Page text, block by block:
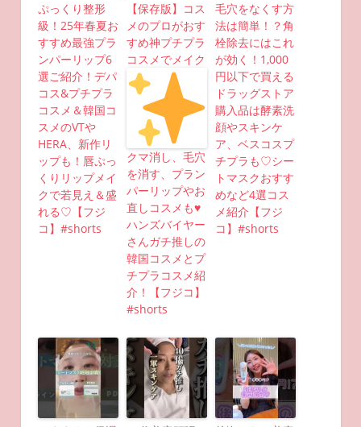
ぷっくり整形
級！25年春夏お
すすめ最強プラ
ンパーリップ6
選ご紹介！デパ
コス&プチプラ
コスメ＆韓国コ
スメのVTや
HERA、新作リ
ップも！唇ぷっ
くりリップメイ
クで若見え＆盛
れる♡【フジ
コ】#shorts
【保存版】コス
メのプロがおす
すめ神プチプラ
コスメでメイク
クマ消し、毛穴
を消す、プラン
パーリップやお
直しコスメも♥
ハンズバイヤー
さんガチ推しの
韓国コスメとプ
チプラコスメ紹
介！【フジコ】
#shorts
毛穴をなくす方
法は簡単！？角
栓除去にはこれ
が効く！1,000
円以下で買える
ドラッグストア
購入品は酵素洗
顔やスキンケ
ア、ベスコスプ
チプラも♡シー
トマスクおすす
めなど4選コス
メ紹介【フジ
コ】#shorts